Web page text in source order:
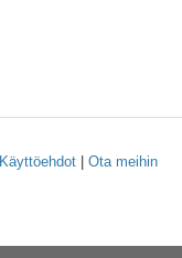
Käyttöehdot| Ota meihin